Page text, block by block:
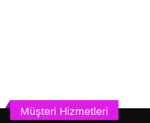
Müşteri Hizmetleri